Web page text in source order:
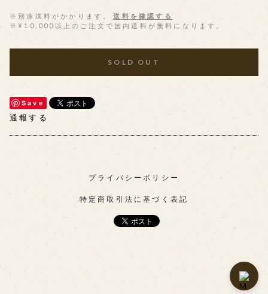
※別途送料がかかります。
送料を確認する
※¥10,000以上のご注文で国内送料が無料になります。
SOLD OUT
Save
通報する
プライバシーポリシー
特定商取引法に基づく表記